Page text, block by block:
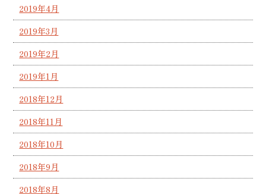
2019年4月
2019年3月
2019年2月
2019年1月
2018年12月
2018年11月
2018年10月
2018年9月
2018年8月